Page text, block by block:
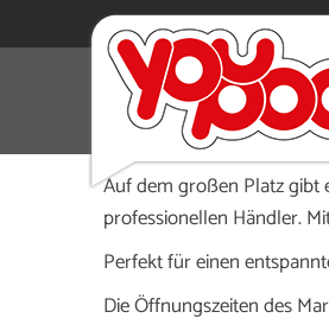
Der Trödel- und
und Made in Germany.
Auf dem großen Platz gibt
professionellen Händler.
Perfekt für einen
Die Öffnungszeiten des